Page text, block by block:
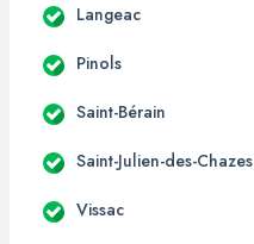
Langeac
Pinols
Saint-Bérain
Saint-Julien-des-Chazes
Vissac